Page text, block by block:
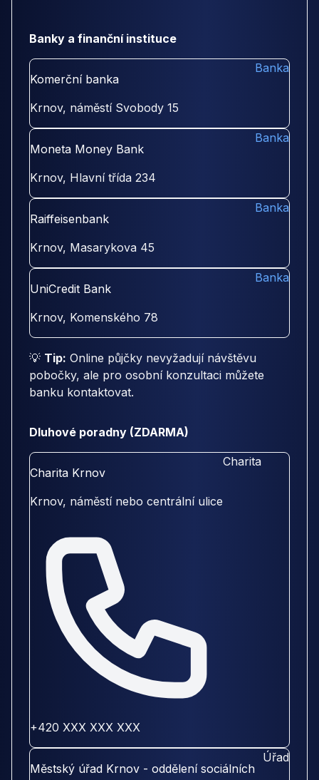
Banky a finanční instituce
Komerční banka
Krnov, náměstí Svobody 15
Banka
Moneta Money Bank
Krnov, Hlavní třída 234
Banka
Raiffeisenbank
Krnov, Masarykova 45
Banka
UniCredit Bank
Krnov, Komenského 78
Banka
💡 Tip: Online půjčky nevyžadují návštěvu
pobočky, ale pro osobní konzultaci můžete
banku kontaktovat.
Dluhové poradny (ZDARMA)
Charita Krnov
Krnov, náměstí nebo centrální ulice
+420 XXX XXX XXX
Charita
Městský úřad Krnov - oddělení sociálních
Úřad